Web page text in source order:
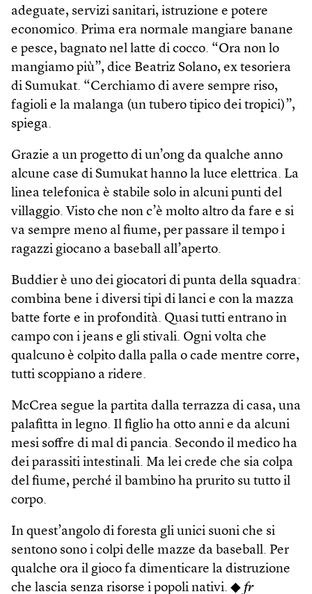
adeguate, servizi sanitari, istruzione e potere
economico. Prima era normale mangiare banane
e pesce, bagnato nel latte di cocco. “Ora non lo
mangiamo più”, dice Beatriz Solano, ex tesoriera
di Sumukat. “Cerchiamo di avere sempre riso,
fagioli e la malanga (un tubero tipico dei tropici)”,
spiega.
Grazie a un progetto di un’ong da qualche anno
alcune case di Sumukat hanno la luce elettrica. La
linea telefonica è stabile solo in alcuni punti del
villaggio. Visto che non c’è molto altro da fare e si
va sempre meno al fiume, per passare il tempo i
ragazzi giocano a baseball all’aperto.
Buddier è uno dei giocatori di punta della squadra:
combina bene i diversi tipi di lanci e con la mazza
batte forte e in profondità. Quasi tutti entrano in
campo con i jeans e gli stivali. Ogni volta che
qualcuno è colpito dalla palla o cade mentre corre,
tutti scoppiano a ridere.
McCrea segue la partita dalla terrazza di casa, una
palafitta in legno. Il figlio ha otto anni e da alcuni
mesi soffre di mal di pancia. Secondo il medico ha
dei parassiti intestinali. Ma lei crede che sia colpa
del fiume, perché il bambino ha prurito su tutto il
corpo.
In quest’angolo di foresta gli unici suoni che si
sentono sono i colpi delle mazze da baseball. Per
qualche ora il gioco fa dimenticare la distruzione
che lascia senza risorse i popoli nativi. ◆ fr